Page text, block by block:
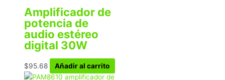
Amplificador de
potencia de
audio estéreo
digital 30W
$95.68 Añadir al carrito